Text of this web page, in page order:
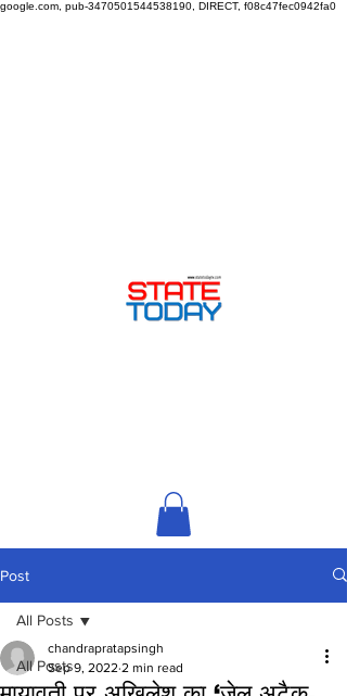
google.com, pub-3470501544538190, DIRECT, f08c47fec0942fa0
Post
All Posts
All Posts
chandrapratapsingh
Sep 9, 2022 2 min read